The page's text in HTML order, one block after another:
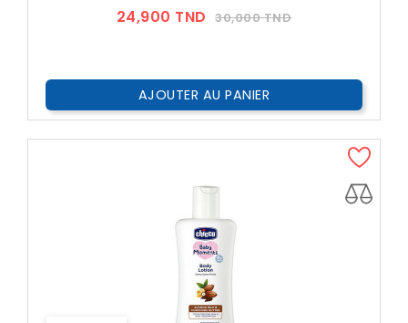
24,900 TND Prix
30,000 TNDPrix
AJOUTER AU PANIER